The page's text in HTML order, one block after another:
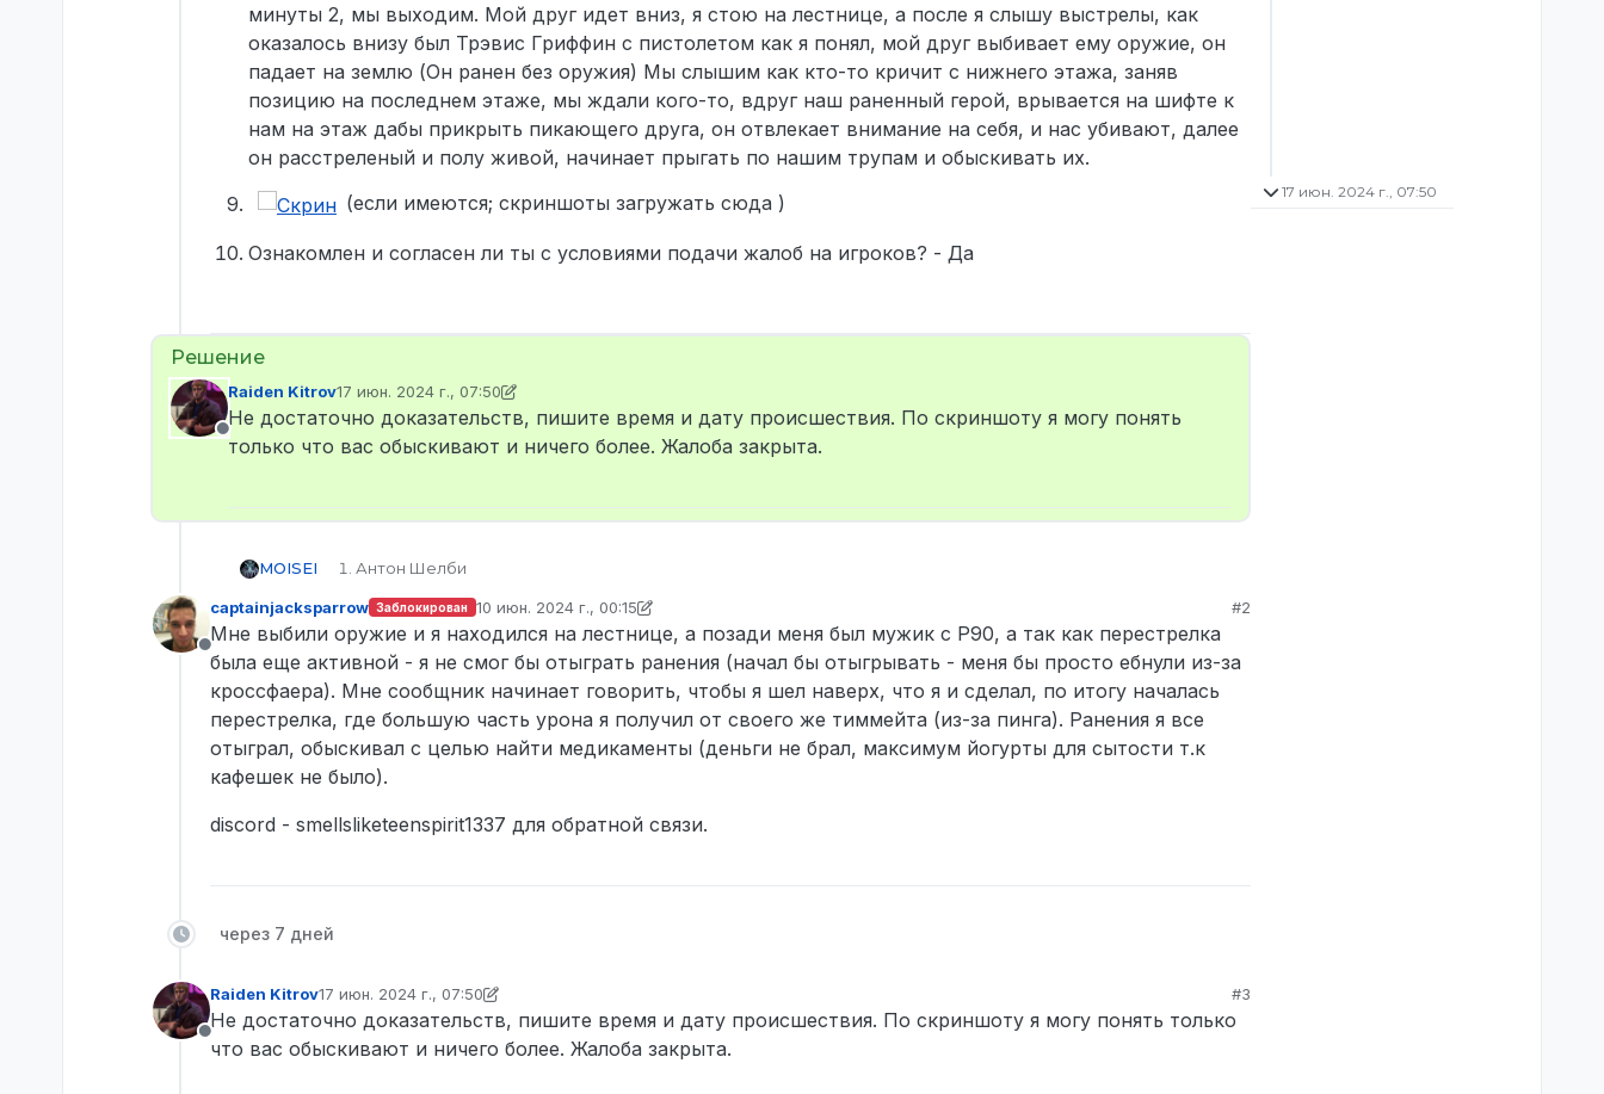
минуты 2, мы выходим. Мой друг идет вниз, я стою на лестнице, а после я слышу выстрелы, как
оказалось внизу был Трэвис Гриффин с пистолетом как я понял, мой друг выбивает ему оружие, он
падает на землю (Он ранен без оружия) Мы слышим как кто-то кричит с нижнего этажа, заняв
позицию на последнем этаже, мы ждали кого-то, вдруг наш раненный герой, врывается на шифте к
нам на этаж дабы прикрыть пикающего друга, он отвлекает внимание на себя, и нас убивают, далее
он расстреленый и полу живой, начинает прыгать по нашим трупам и обыскивать их.
(если имеются; скриншоты загружать сюда )
Ознакомлен и согласен ли ты с условиями подачи жалоб на игроков? - Да
Не в сети
Raiden Kitrov17 июн. 2024 г., 07:50
отредактировано Raiden Kitrov
Не достаточно доказательств, пишите время и дату происшествия. По скриншоту я могу понять
только что вас обыскивают и ничего более. Жалоба закрыта.
MOISEI
Антон Шелби
MOISEI_J(Discord в формате Name#0000)
Трэвис Гриффин
STEAM_0:1:179663530 (если имеются)
0:00-2:00 (если достоверно неизвестны, укажи приблизительные)
После неудачного ограбления на Дугласе, мы направились в свой дом с моим напарником Данилом Ганжа.
Возле нашего дома (Здание Линкольн) В подъезде было много людей 5-6, мы поднялись на верх, в целях
выходим. Мой друг идет вниз, я стою на лестнице, а после я слышу выстрелы, как оказалось внизу был
Трэвис Гриффин с пистолетом как я понял, мой друг выбивает ему оружие, он падает на землю (Он ранен
Не в сети
captainjacksparrow Заблокирован 10 июн. 2024 г., 00:15
отредактировано captainjacksparrow
#2
Мне выбили оружие и я находился на лестнице, а позади меня был мужик с P90, а так как перестрелка
была еще активной - я не смог бы отыграть ранения (начал бы отыгрывать - меня бы просто ебнули из-за
кроссфаера). Мне сообщник начинает говорить, чтобы я шел наверх, что я и сделал, по итогу началась
перестрелка, где большую часть урона я получил от своего же тиммейта (из-за пинга). Ранения я все
отыграл, обыскивал с целью найти медикаменты (деньги не брал, максимум йогурты для сытости т.к
кафешек не было).
discord - smellsliketeenspirit1337 для обратной связи.
через 7 дней
Не в сети
Raiden Kitrov17 июн. 2024 г., 07:50
отредактировано Raiden Kitrov
#3
Не достаточно доказательств, пишите время и дату происшествия. По скриншоту я могу понять только
что вас обыскивают и ничего более. Жалоба закрыта.
17 июн. 2024 г., 07:50